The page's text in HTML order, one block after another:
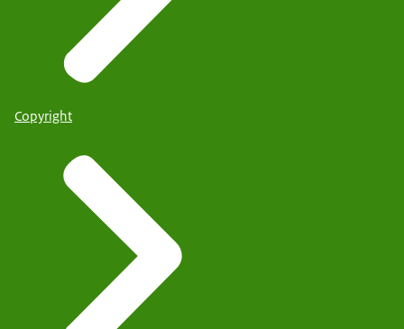
Copyright